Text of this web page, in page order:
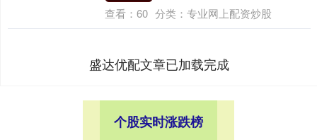
查看： 60 分类： 专业网上配资炒股
盛达优配文章已加载完成
个股实时涨跌榜